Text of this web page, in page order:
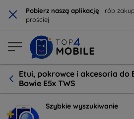
× Pobierz naszą aplikację i rób
prościej
Etui, pokrowce i akcesoria do
Bowie E5x TWS
Szybkie wyszukiwanie